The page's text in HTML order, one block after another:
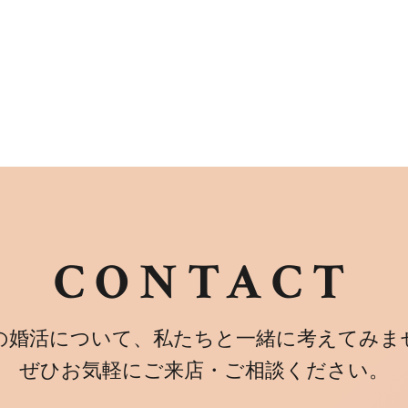
CONTACT
婚活について、私たちと一緒に考えてみま
ぜひお気軽にご来店・ご相談ください。